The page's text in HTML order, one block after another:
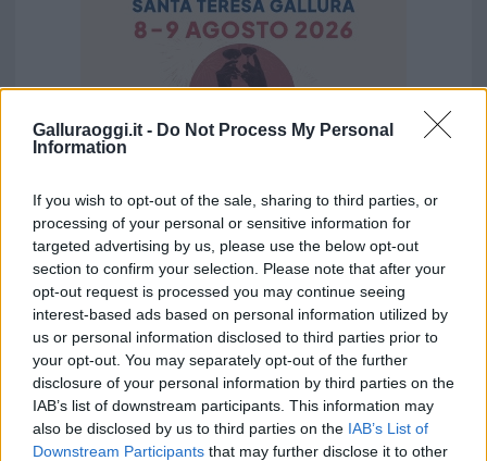
Galluraoggi.it - Do Not Process My Personal
Information
If you wish to opt-out of the sale, sharing to third parties, or
processing of your personal or sensitive information for
targeted advertising by us, please use the below opt-out
section to confirm your selection. Please note that after your
opt-out request is processed you may continue seeing
interest-based ads based on personal information utilized by
us or personal information disclosed to third parties prior to
your opt-out. You may separately opt-out of the further
disclosure of your personal information by third parties on the
IAB’s list of downstream participants. This information may
also be disclosed by us to third parties on the IAB’s List of
Downstream Participants that may further disclose it to other
Vuoi rimuovere le pubblicità nazionali?
Puoi abbonarti asoli € 1,10 al mese
cliccandoqui
Sei già abbonato?